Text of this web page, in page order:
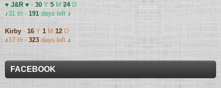
♥ J&R ♥-30 Y5M24D
♪31 th -191days left♪
Kirby-16Y1M12D
♪17 th -323days left♪
FACEBOOK